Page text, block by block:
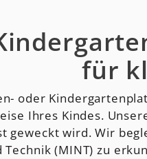
für
oder
Ihres Kindes.
geweckt wird. Wir
(MINT) zu